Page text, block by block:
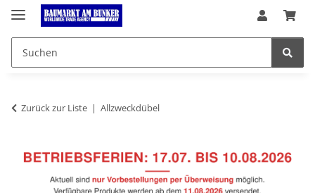
Zurück zur Liste Allzweckdübel